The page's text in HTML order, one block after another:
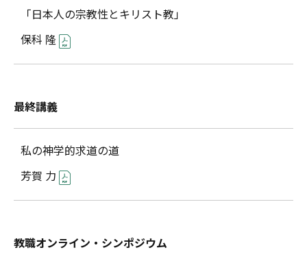
「日本人の宗教性とキリスト教」
保科 隆
最終講義
私の神学的求道の道
芳賀 力
教職オンライン・シンポジウム